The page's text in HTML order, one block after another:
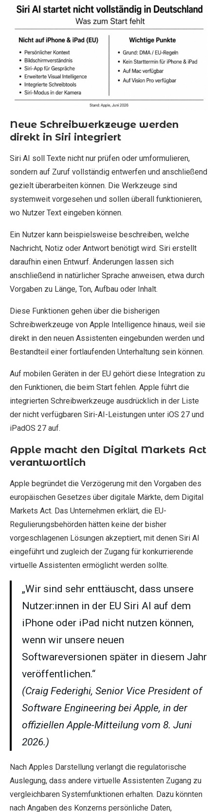
Neue Schreibwerkzeuge werden
direkt in Siri integriert
Siri AI soll Texte nicht nur prüfen oder umformulieren,
sondern auf Zuruf vollständig entwerfen und anschließend
gezielt überarbeiten können. Die Werkzeuge sind
systemweit vorgesehen und sollen überall funktionieren,
wo Nutzer Text eingeben können.
Ein Nutzer kann beispielsweise beschreiben, welche
Nachricht, Notiz oder Antwort benötigt wird. Siri erstellt
daraufhin einen Entwurf. Änderungen lassen sich
anschließend in natürlicher Sprache anweisen, etwa durch
Vorgaben zu Länge, Ton, Aufbau oder Inhalt.
Diese Funktionen gehen über die bisherigen
Schreibwerkzeuge von Apple Intelligence hinaus, weil sie
direkt in den neuen Assistenten eingebunden werden und
Bestandteil einer fortlaufenden Unterhaltung sein können.
Auf mobilen Geräten in der EU gehört diese Integration zu
den Funktionen, die beim Start fehlen. Apple führt die
integrierten Schreibwerkzeuge ausdrücklich in der Liste
der nicht verfügbaren Siri-AI-Leistungen unter iOS 27 und
iPadOS 27 auf.
Apple macht den Digital Markets Act
verantwortlich
Apple begründet die Verzögerung mit den Vorgaben des
europäischen Gesetzes über digitale Märkte, dem Digital
Markets Act. Das Unternehmen erklärt, die EU-
Regulierungsbehörden hätten keine der bisher
vorgeschlagenen Lösungen akzeptiert, mit denen Siri AI
eingeführt und zugleich der Zugang für konkurrierende
virtuelle Assistenten ermöglicht werden sollte.
„Wir sind sehr enttäuscht, dass unsere
Nutzer:innen in der EU Siri AI auf dem
iPhone oder iPad nicht nutzen können,
wenn wir unsere neuen
Softwareversionen später in diesem Jahr
veröffentlichen.“
(Craig Federighi, Senior Vice President of
Software Engineering bei Apple, in der
offiziellen Apple-Mitteilung vom 8. Juni
2026.)
Nach Apples Darstellung verlangt die regulatorische
Auslegung, dass andere virtuelle Assistenten Zugang zu
vergleichbaren Systemfunktionen erhalten. Dazu könnten
nach Angaben des Konzerns persönliche Daten,